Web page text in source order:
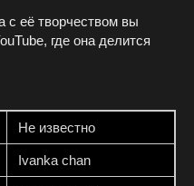
с её творчеством вы
где она делится
Не известно
Ivanka chan